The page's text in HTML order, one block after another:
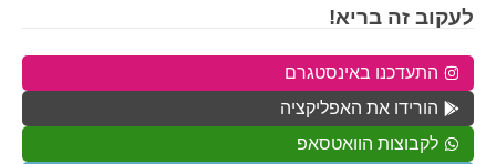
לעקוב זה בריא!
התעדכנו באינסטגרם
הורידו את האפליקציה
לקבוצות הוואטסאפ